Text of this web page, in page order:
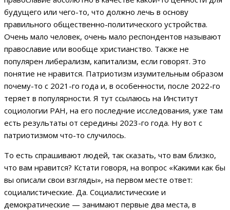
будущего или чего-то, что должно лечь в основу
правильного общественно-политического устройства.
Очень мало человек, очень мало респондентов называют
православие или вообще христианство. Также не
популярен либерализм, капитализм, если говорят. Это
понятие не нравится. Патриотизм изумительным образом
почему-то с 2021-го года и, в особенности, после 2022-го
теряет в популярности. Я тут ссылаюсь на Институт
социологии РАН, на его последние исследования, уже там
есть результаты от середины 2023-го года. Ну вот с
патриотизмом что-то случилось.
То есть спрашивают людей, так сказать, что вам близко,
что вам нравится? Кстати говоря, на вопрос «Какими как бы
вы описали свои взгляды», на первом месте ответ:
социалистические. Да. Социалистические и
демократические — занимают первые два места, в